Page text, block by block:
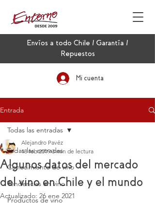
Envíos a todo Chile / Garantía /
Repuestos
Mi cuenta
Entrada
Todas las entradas
Conocimiento de vino
Tendencias en vino
Productos de vino
Todas las entradas
Algunos datos del mercado
del vino en Chile y el mundo
Alejandro Pavéz
18 feb 2019 3 min de lectura
Actualizado: 26 ene 2021